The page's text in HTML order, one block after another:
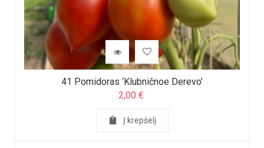
41 Pomidoras ‘Klubničnoe Derevo’
2,00 €
Į krepšelį